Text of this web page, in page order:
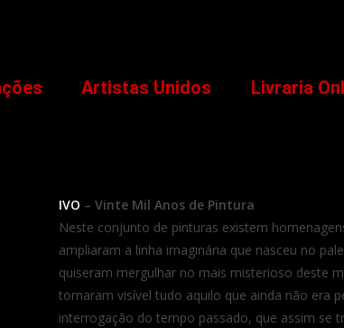
Artistas Unidos Livraria
IVO – Vinte Mil Anos de Pintura
Neste conjunto de pinturas existem
ampliaram a linha imaginária que nasceu no
quiseram mergulhar no mais misterioso deste
tornaram visível tudo aquilo que ainda não era
interrogação do tempo passado, que assim se